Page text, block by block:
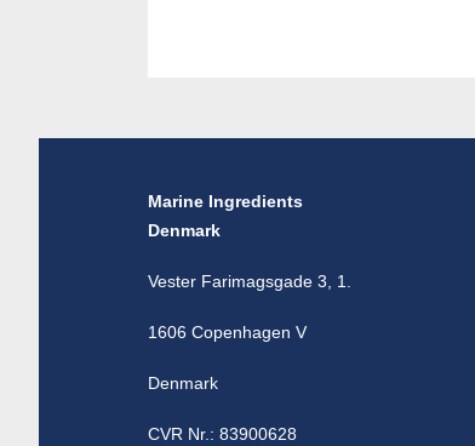
Marine Ingredients
Denmark
Vester Farimagsgade 3, 1.
1606 Copenhagen V
Denmark
CVR Nr.: 83900628